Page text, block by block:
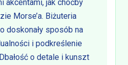
akcentami, jak choćby
Morse’a. Biżuteria
doskonały sposób na
i podkreślenie
o detale i kunszt